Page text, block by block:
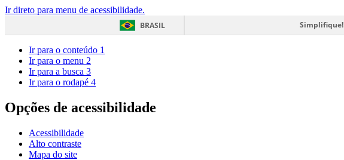
Ir direto para menu de acessibilidade.
BRASIL
Simplifique!
Ir para o conteúdo 1
Ir para o menu 2
Ir para a busca 3
Ir para o rodapé 4
Opções de acessibilidade
Acessibilidade
Alto contraste
Mapa do site